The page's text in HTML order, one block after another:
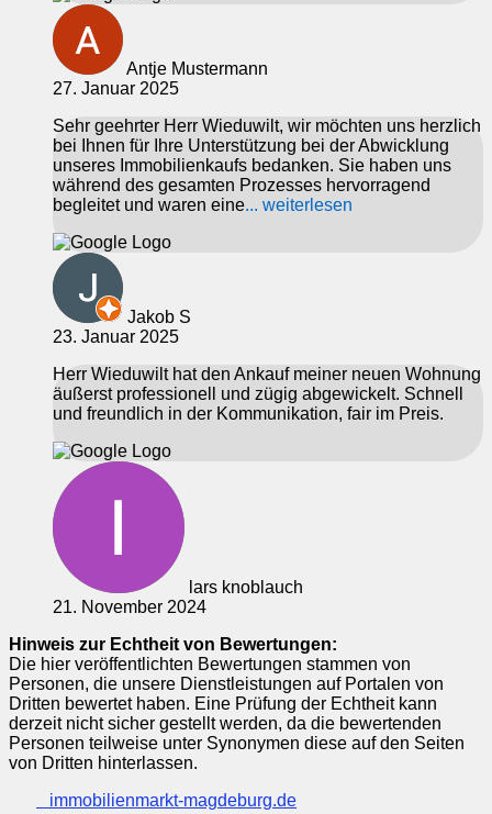
Antje Mustermann
27. Januar 2025
Sehr geehrter Herr Wieduwilt, wir möchten uns herzlich
bei Ihnen für Ihre Unterstützung bei der Abwicklung
unseres Immobilienkaufs bedanken. Sie haben uns
während des gesamten Prozesses hervorragend
begleitet und waren eine... weiterlesen
Jakob S
23. Januar 2025
Herr Wieduwilt hat den Ankauf meiner neuen Wohnung
äußerst professionell und zügig abgewickelt. Schnell
und freundlich in der Kommunikation, fair im Preis.
lars knoblauch
21. November 2024
Hinweis zur Echtheit von Bewertungen:
Die hier veröffentlichten Bewertungen stammen von
Personen, die unsere Dienstleistungen auf Portalen von
Dritten bewertet haben. Eine Prüfung der Echtheit kann
derzeit nicht sicher gestellt werden, da die bewertenden
Personen teilweise unter Synonymen diese auf den Seiten
von Dritten hinterlassen.
immobilienmarkt-magdeburg.de